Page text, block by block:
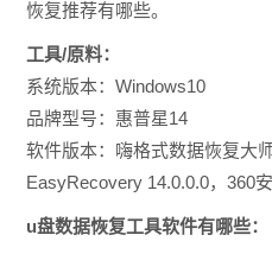
恢复推荐有哪些。
工具/原料：
系统版本：Windows10
品牌型号：惠普星14
软件版本： 嗨格式数据恢复大
EasyRecovery 14.0.0.0，360
u盘数据恢复工具软件有哪些：